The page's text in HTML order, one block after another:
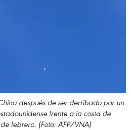
después de ser derribado por un
frente a la costa de
febrero. (Foto: AFP/VNA)